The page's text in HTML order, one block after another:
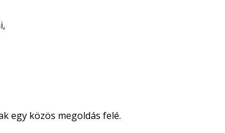
egy közös megoldás felé.